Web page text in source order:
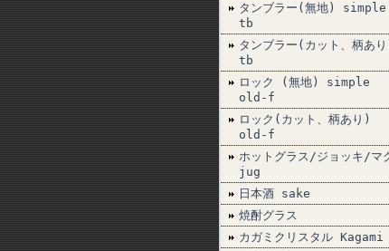
タンブラー(無地) simple
tb
タンブラー(カット、柄あ
tb
ロック (無地) simple
old-f
ロック(カット、柄あり)
old-f
ホットグラス/ジョッキ/マ
jug
日本酒 sake
焼酎グラス
カガミクリスタル Kagami